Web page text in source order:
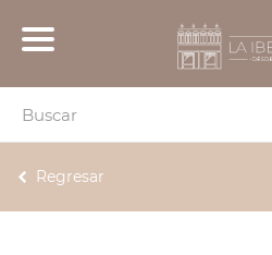
Regresar